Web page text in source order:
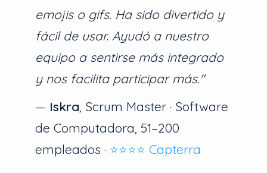
emojis o gifs. Ha sido divertido y
fácil de usar. Ayudó a nuestro
equipo a sentirse más integrado
y nos facilita participar más."
— Iskra , Scrum Master · Software
de Computadora, 51–200
empleados · ⭐⭐⭐⭐ Capterra